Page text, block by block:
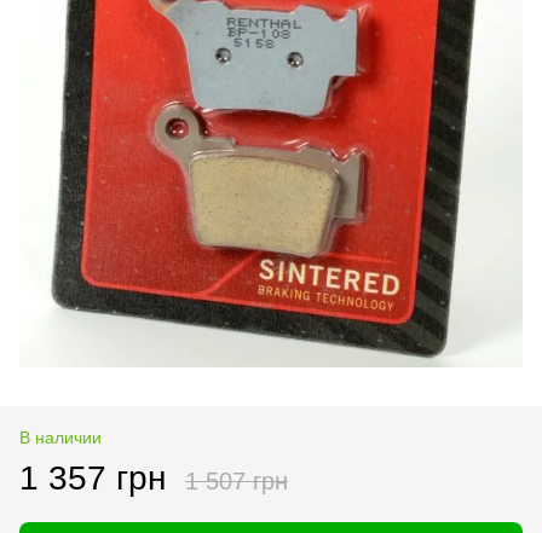
В наличии
1 357 грн 1 507 грн